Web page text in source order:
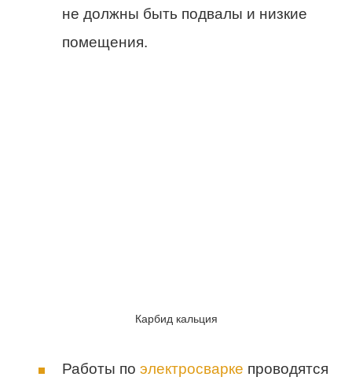
не должны быть подвалы и низкие
помещения.
Карбид кальция
Работы по электросварке проводятся